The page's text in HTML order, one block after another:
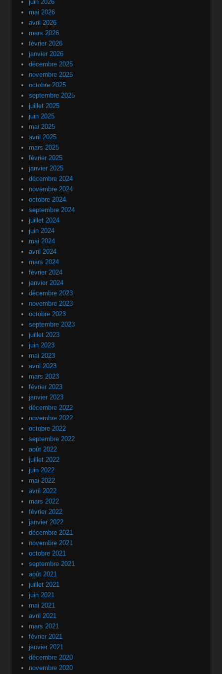
juin 2026
mai 2026
avril 2026
mars 2026
février 2026
janvier 2026
décembre 2025
novembre 2025
octobre 2025
septembre 2025
juillet 2025
juin 2025
mai 2025
avril 2025
mars 2025
février 2025
janvier 2025
décembre 2024
novembre 2024
octobre 2024
septembre 2024
juillet 2024
juin 2024
mai 2024
avril 2024
mars 2024
février 2024
janvier 2024
décembre 2023
novembre 2023
octobre 2023
septembre 2023
juillet 2023
juin 2023
mai 2023
avril 2023
mars 2023
février 2023
janvier 2023
décembre 2022
novembre 2022
octobre 2022
septembre 2022
août 2022
juillet 2022
juin 2022
mai 2022
avril 2022
mars 2022
février 2022
janvier 2022
décembre 2021
novembre 2021
octobre 2021
septembre 2021
août 2021
juillet 2021
juin 2021
mai 2021
avril 2021
mars 2021
février 2021
janvier 2021
décembre 2020
novembre 2020